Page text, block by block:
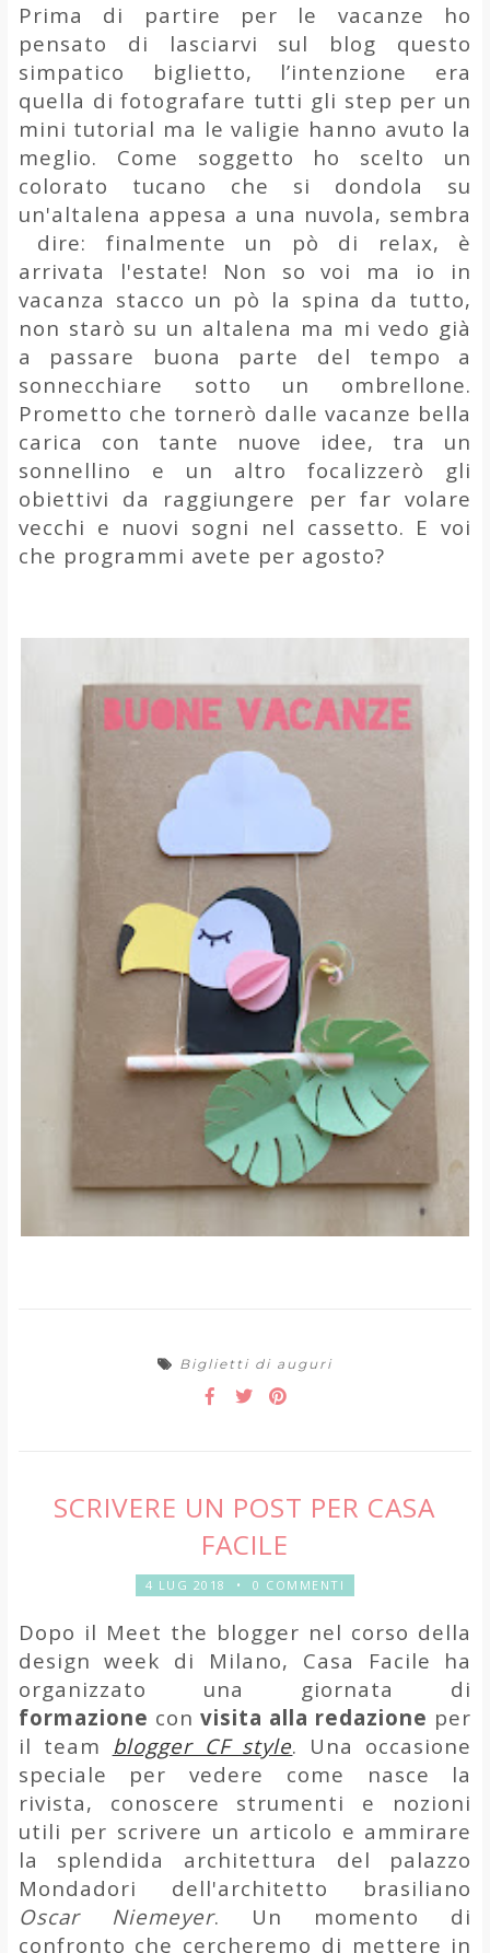
Prima di partire per le vacanze ho
pensato di lasciarvi sul blog questo
simpatico biglietto, l’intenzione era
quella di fotografare tutti gli step per un
mini tutorial ma le valigie hanno avuto la
meglio. Come soggetto ho scelto un
colorato tucano che si dondola su
un'altalena appesa a una nuvola, sembra
dire: finalmente un pò di relax, è
arrivata l'estate! Non so voi ma io in
vacanza stacco un pò la spina da tutto,
non starò su un altalena ma mi vedo già
a passare buona parte del tempo a
sonnecchiare sotto un ombrellone.
Prometto che tornerò dalle vacanze bella
carica con tante nuove idee, tra un
sonnellino e un altro focalizzerò gli
obiettivi da raggiungere per far volare
vecchi e nuovi sogni nel cassetto. E voi
che programmi avete per agosto?
Biglietti di auguri
SCRIVERE UN POST PER CASA
FACILE
4 LUG 2018 • 0 COMMENTI
Dopo il Meet the blogger nel corso della
design week di Milano, Casa Facile ha
organizzato una giornata di
formazione con visita alla redazione per
il team blogger CF style. Una occasione
speciale per vedere come nasce la
rivista, conoscere strumenti e nozioni
utili per scrivere un articolo e ammirare
la splendida architettura del palazzo
Mondadori dell'architetto brasiliano
Oscar Niemeyer. Un momento di
confronto che cercheremo di mettere in